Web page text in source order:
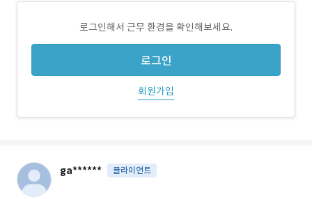
로그인해서 근무 환경을 확인해보세요.
로그인
회원가입
ga****** 클라이언트